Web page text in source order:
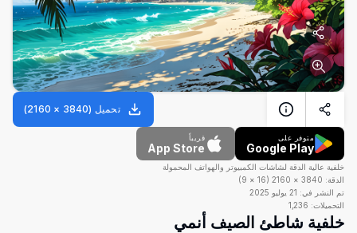
تحميل (
3840
×
2160
)
متوفر على
Google Play
قريباً
App Store
خلفية عالية الدقة لشاشات الكمبيوتر والهواتف المحمولة
الدقة: 3840
×
2160
(
16
×
9
)
تم النشر في: 21 يوليو 2025
التحميلات: 1,236
خلفية شاطئ الصيف أنمي